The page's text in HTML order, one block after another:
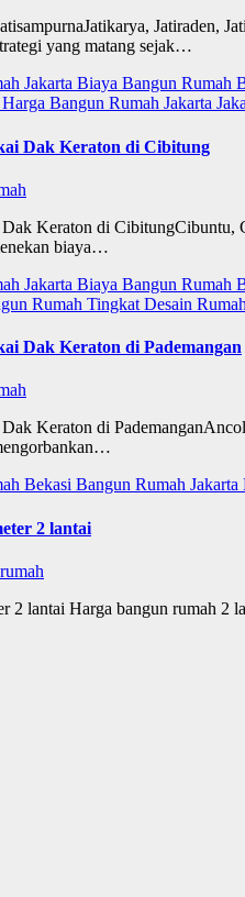
Jatiraden,
yang matang sejak…
Jakarta Biaya Bangun Rumah
Harga Bangun Rumah Jakarta
Dak Keraton di Cibitung
Keraton di CibitungCibuntu,
biaya…
Jakarta Biaya Bangun Rumah
Rumah Tingkat Desain
Dak Keraton di Pademangan
Keraton di
Bekasi Bangun Rumah Jakarta
2 lantai
2 lantai Harga bangun rumah 2